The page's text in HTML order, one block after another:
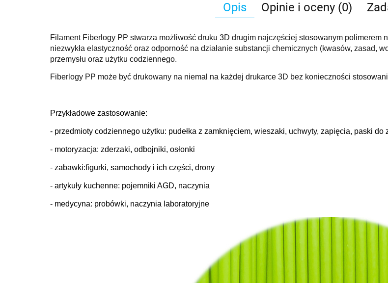
Opis Opinie i oceny (0)
Filament Fiberlogy PP stwarza możliwość druku 3D drugim najczęściej stosowanym
niezwykła elastyczność oraz odporność na działanie substancji chemicznych (kwasów, zasad,
przemysłu oraz użytku codziennego.
Fiberlogy PP może być drukowany na niemal na każdej drukarce 3D bez konieczności
Przykładowe zastosowanie:
- przedmioty codziennego użytku: pudełka z zamknięciem, wieszaki, uchwyty, zapięcia, paski do
- motoryzacja: zderzaki, odbojniki, osłonki
- zabawki:figurki, samochody i ich części, drony
- artykuły kuchenne: pojemniki AGD, naczynia
- medycyna: probówki, naczynia laboratoryjne